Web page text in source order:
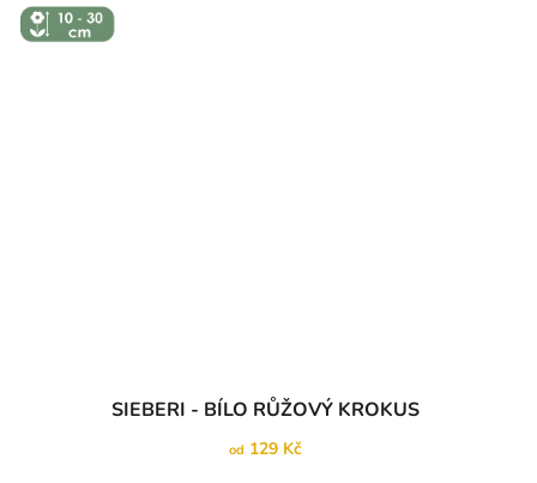
↕️ VÝŠKA 10
- 30 CM
hodnocení
je
SIEBERI - BÍLO RŮŽOVÝ KROKUS
od 129 Kč